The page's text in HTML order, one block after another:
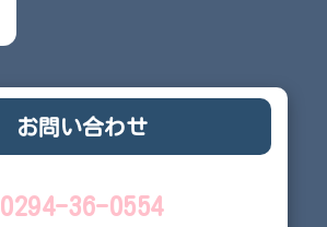
お問い合わせ
0294-36-0554